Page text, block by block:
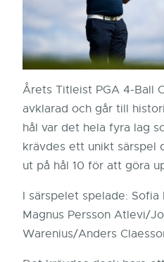
Årets Titleist PGA 4-Ball
avklarad och går till
hål var det hela fyra lag
krävdes ett unikt särspel
ut på hål 10 för att göra
I särspelet spelade: Sofia
Magnus Persson Atlevi/
Warenius/Anders